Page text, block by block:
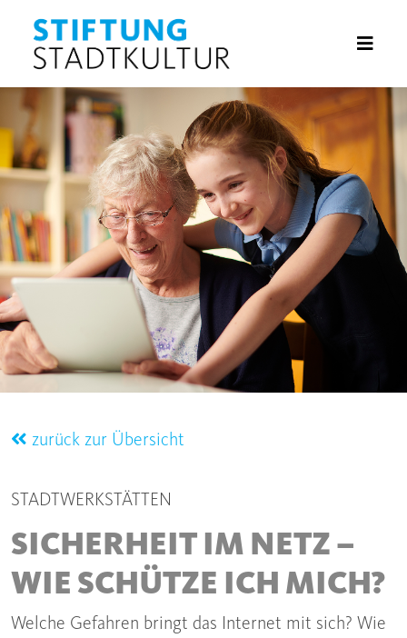
zurück zur Übersicht
STADTWERKSTÄTTEN
SICHERHEIT IM NETZ –
WIE SCHÜTZE ICH MICH?
Welche Gefahren bringt das Internet mit sich? Wie